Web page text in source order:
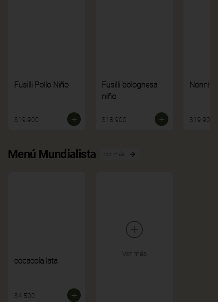
Fusilli Pollo Niño
$19.900
Fusilli bolognesa
niño
$18.900 $19.900
Menú Mundialista Ver más
cocacola lata
$4.500
Ver más